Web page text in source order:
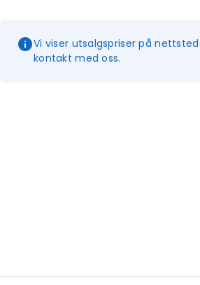
Vi viser utsalgspriser på
kontakt med oss.